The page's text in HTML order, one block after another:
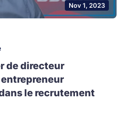
Nov 1, 2023
de directeur
le recrutement